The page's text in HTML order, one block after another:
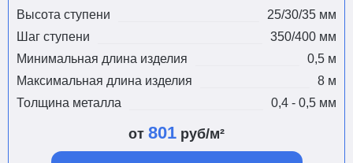
Высота ступени
25/30/35 мм
Шаг ступени
350/400 мм
Минимальная длина изделия
0,5 м
Максимальная длина изделия
8 м
Толщина металла
0,4 - 0,5 мм
от 801 руб/м²